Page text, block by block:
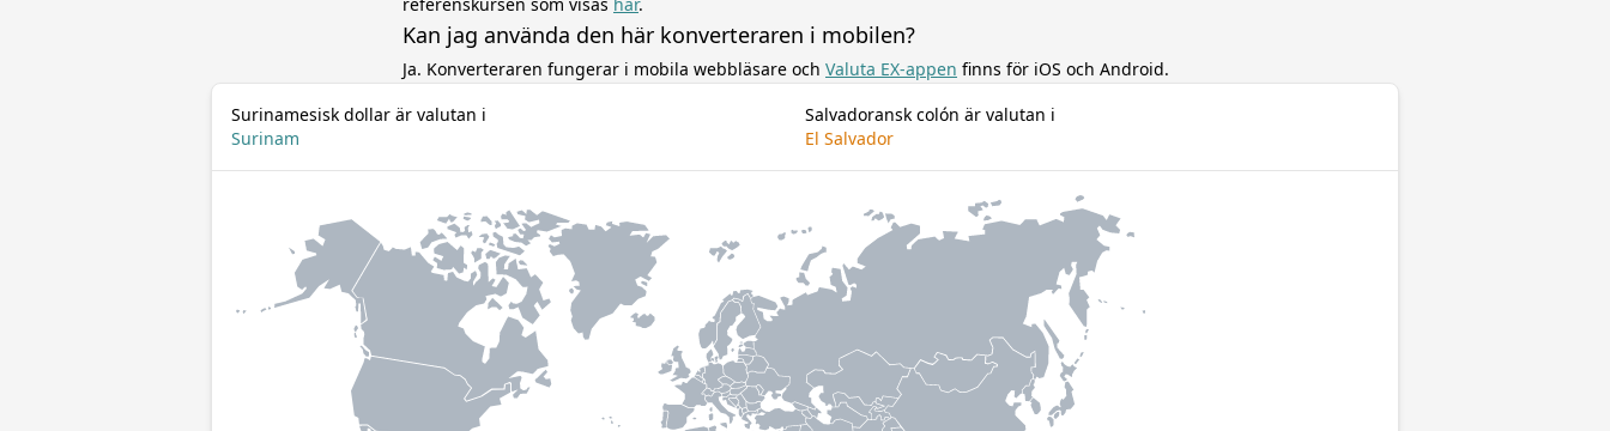
Kan jag använda den här konverteraren i mobilen?
Ja. Konverteraren fungerar i mobila webbläsare och Valuta EX-appen finns för iOS och Android.
Surinamesisk dollar är valutan i
Surinam
Salvadoransk colón är valutan i
El Salvador